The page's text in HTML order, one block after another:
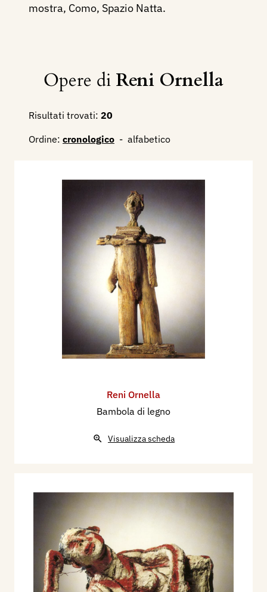
mostra, Como, Spazio Natta.
Opere di Reni Ornella
Risultati trovati: 20
Ordine: cronologico - alfabetico
Reni Ornella
Bambola di legno
Visualizza scheda